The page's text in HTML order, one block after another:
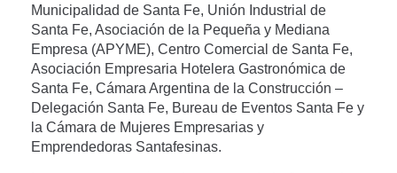
Municipalidad de Santa Fe, Unión Industrial de
Santa Fe, Asociación de la Pequeña y Mediana
Empresa (APYME), Centro Comercial de Santa Fe,
Asociación Empresaria Hotelera Gastronómica de
Santa Fe, Cámara Argentina de la Construcción –
Delegación Santa Fe, Bureau de Eventos Santa Fe y
la Cámara de Mujeres Empresarias y
Emprendedoras Santafesinas.